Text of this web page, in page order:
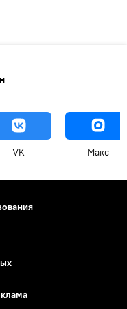
VK Макс